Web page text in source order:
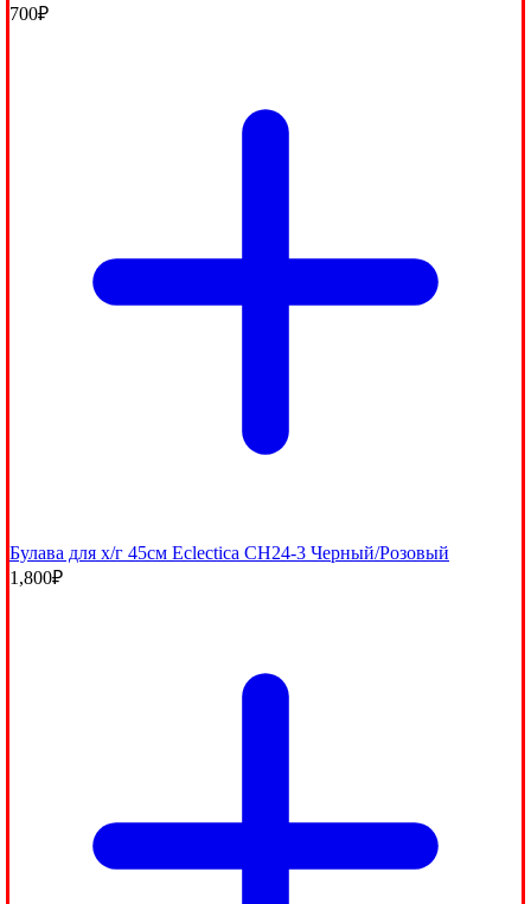
700₽
Булава для х/г 45см Eclectica CH24-3 Черный/Розовый
1,800₽